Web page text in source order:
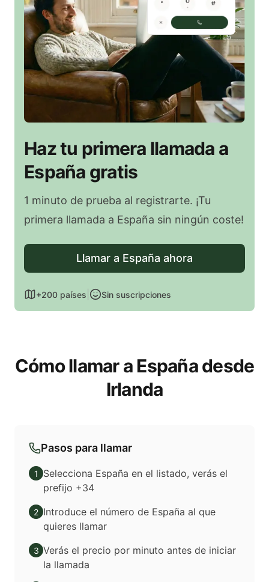
Haz tu primera llamada a
España gratis
1 minuto de prueba al registrarte. ¡Tu
primera llamada a España sin ningún coste!
Llamar a España ahora
+200 países Sin suscripciones
Cómo llamar a España desde
Irlanda
Pasos para llamar
1
Selecciona España en el listado, verás el
prefijo +34
2 Introduce el número de España al que
quieres llamar
3 Verás el precio por minuto antes de iniciar
la llamada